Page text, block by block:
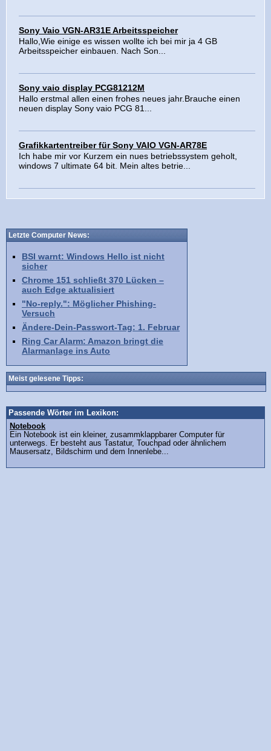
Sony Vaio VGN-AR31E Arbeitsspeicher
Hallo,Wie einige es wissen wollte ich bei mir ja 4 GB
Arbeitsspeicher einbauen. Nach Son...
Sony vaio display PCG81212M
Hallo erstmal allen einen frohes neues jahr.Brauche einen
neuen display Sony vaio PCG 81...
Grafikkartentreiber für Sony VAIO VGN-AR78E
Ich habe mir vor Kurzem ein nues betriebssystem geholt,
windows 7 ultimate 64 bit. Mein altes betrie...
Letzte Computer News:
BSI warnt: Windows Hello ist nicht
sicher
Chrome 151 schließt 370 Lücken –
auch Edge aktualisiert
"No-reply.": Möglicher Phishing-
Versuch
Ändere-Dein-Passwort-Tag: 1. Februar
Ring Car Alarm: Amazon bringt die
Alarmanlage ins Auto
Meist gelesene Tipps:
Passende Wörter im Lexikon:
Notebook
Ein Notebook ist ein kleiner, zusammklappbarer Computer für
unterwegs. Er besteht aus Tastatur, Touchpad oder ähnlichem
Mausersatz, Bildschirm und dem Innenlebe...